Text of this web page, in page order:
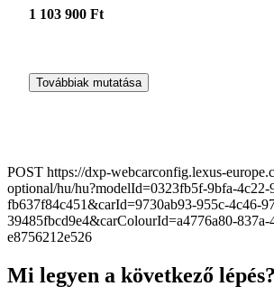
1 103 900 Ft
Továbbiak mutatása
POST https://dxp-webcarconfig.lexus-
optional/hu/hu?modelId=0323fb5f-9bfa-4c22-
fb637f84c451&carId=9730ab93-955c-4c46-
39485fbcd9e4&carColourId=a4776a80-837a-
e8756212e526
Mi legyen a következő lépés?